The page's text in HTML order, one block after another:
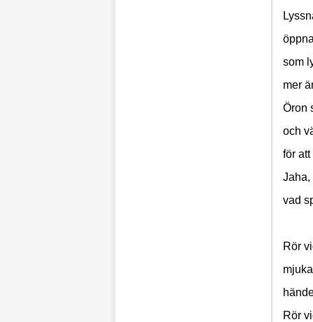
som
mer
Öron
och
för
Jaha,
vad
Rör
Rör